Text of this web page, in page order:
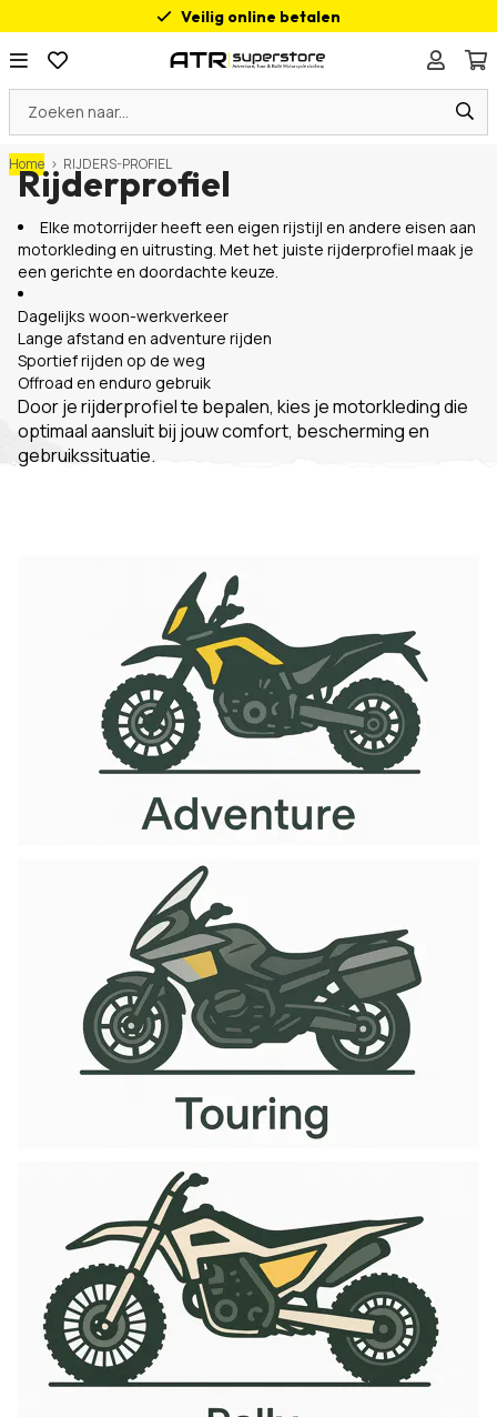
Veilig online betalen
Advies op maat
Home > RIJDERS-PROFIEL
Rijderprofiel
Elke motorrijder heeft een eigen rijstijl en andere eisen aan
motorkleding en uitrusting. Met het juiste rijderprofiel maak je
een gerichte en doordachte keuze.
Dagelijks woon-werkverkeer
Lange afstand en adventure rijden
Sportief rijden op de weg
Offroad en enduro gebruik
Door je rijderprofiel te bepalen, kies je motorkleding die
optimaal aansluit bij jouw comfort, bescherming en
gebruikssituatie.